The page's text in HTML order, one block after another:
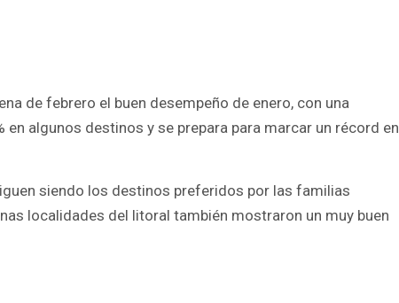
de febrero el buen desempeño de enero, con una
algunos destinos y se prepara para marcar un récord en
siendo los destinos preferidos por las familias
localidades del litoral también mostraron un muy buen